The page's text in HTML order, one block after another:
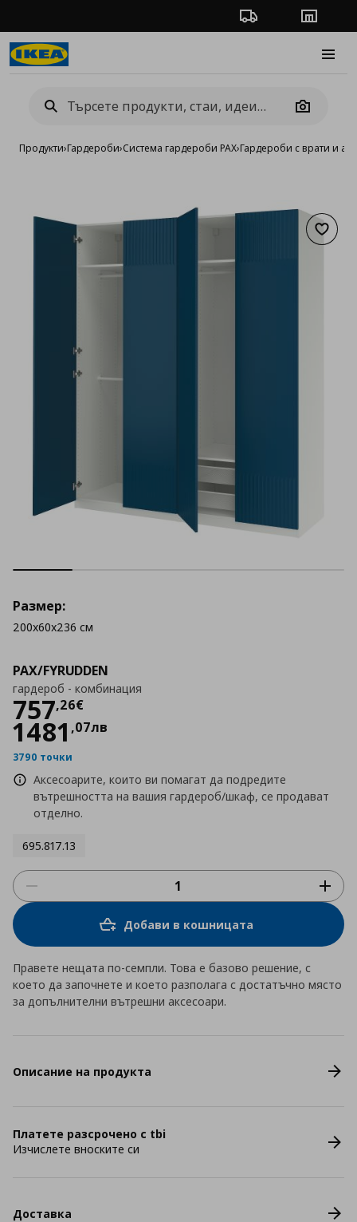
Проследяване на
Camera
Продукти›Гардероби›Система гардероби PAX›Гардероби с врати и
PAX/FYRUDDEN
гардероб - комбинация
757,26€
Цена
1481 ,07лв
3790 точки
Аксесоарите, които ви помагат да подредите
вътрешността на вашия гардероб/шкаф, се продават
отделно.
695.817.13
Размер:
200x60x236 см
Добави в кошницата
Правете нещата по-семпли. Това е базово решение, с
което да започнете и което разполага с достатъчно място
за допълнителни вътрешни аксесоари.
Описание на продукта
Платете разсрочено с tbi
Изчислете вноските си
Доставка